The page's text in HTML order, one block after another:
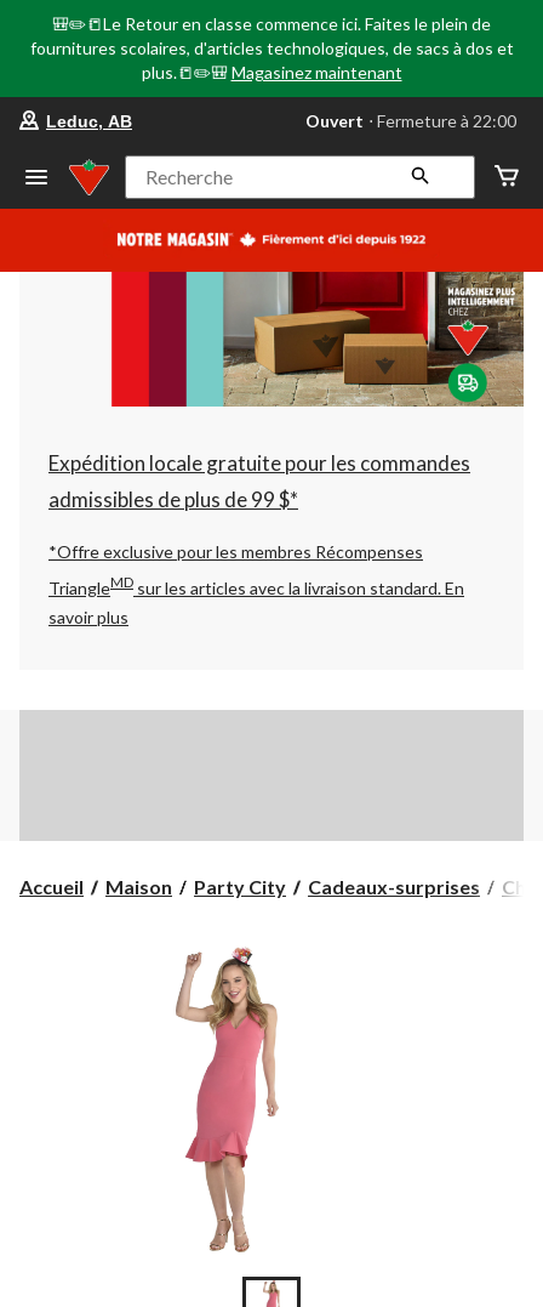
🎒✏️📒Le Retour en classe commence ici. Faites le plein de
fournitures scolaires, d'articles technologiques, de sacs à dos et
plus.📒✏️🎒 Magasinez maintenant
votre
préféré
Leduc,
AB,
courament
Fermeture
à
22:00
cliquer
pour
changer
Leduc, AB Ouvert ⋅ Fermeture à 22:00
Recherche
Expédition locale gratuite pour les commandes
admissibles de plus de 99 $*
*Offre exclusive pour les membres Récompenses
TriangleMD sur les articles avec la livraison standard.En
savoir plus
Accueil Maison Party City Cadeaux-surprises